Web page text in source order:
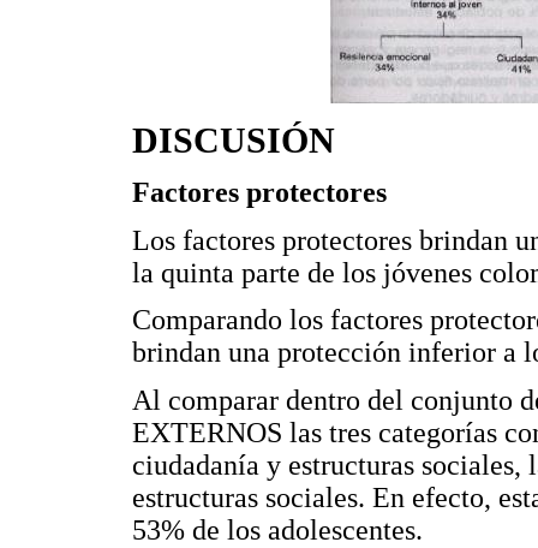
DISCUSIÓN
Factores protectores
Los factores protectores brindan
la quinta parte de los jóvenes
Comparando los factores
brindan una protección inferior a
Al comparar dentro del conjunto
EXTERNOS las tres categorías
ciudadanía y estructuras sociales,
estructuras sociales. En efecto,
53% de los adolescentes.